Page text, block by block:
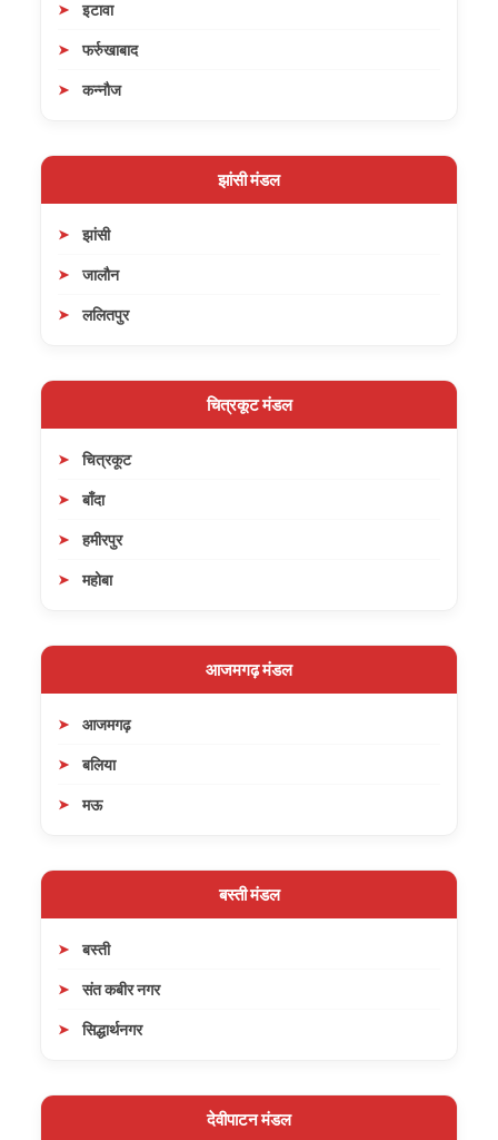
इटावा
फर्रुखाबाद
कन्नौज
झांसी मंडल
झांसी
जालौन
ललितपुर
चित्रकूट मंडल
चित्रकूट
बाँदा
हमीरपुर
महोबा
आजमगढ़ मंडल
आजमगढ़
बलिया
मऊ
बस्ती मंडल
बस्ती
संत कबीर नगर
सिद्धार्थनगर
देवीपाटन मंडल